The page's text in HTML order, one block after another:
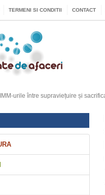
TERMENI SI CONDITII CONTACT
IMM-urile între supraviețuire și